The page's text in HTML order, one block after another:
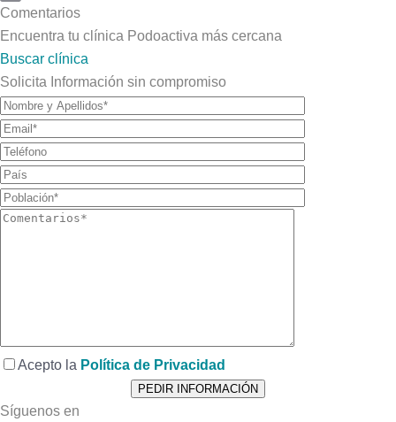
Copy
Link
Comentarios
Encuentra tu clínica Podoactiva más cercana
Buscar clínica
Solicita Información sin compromiso
Acepto la Política de Privacidad
Síguenos en